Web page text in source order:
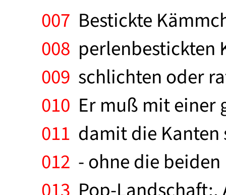
007 Bestickte
008 perlenbestickten
009 schlichten oder
010 Er muß mit einer
011 damit die Kanten
012 - ohne die